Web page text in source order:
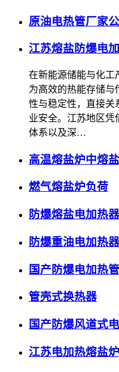
原油电热管厂家
江苏熔盐防爆电
在新能源储能与化工
为高效的热能存储与
性与稳定性，直接关
业安全。江苏地区凭
体系以及深…
高温熔盐炉中熔
燃气熔盐炉负荷
防爆熔盐电加热
防爆重油电加热
国产防爆电加热
管壳式换热器
国产防爆风道式
江苏电加热熔盐